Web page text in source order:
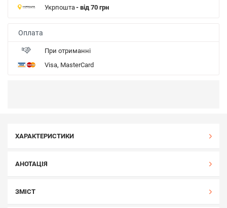
Укрпошта- від 70 грн
Оплата
При отриманні
Visa, MasterCard
ХАРАКТЕРИСТИКИ
АНОТАЦІЯ
ЗМІСТ